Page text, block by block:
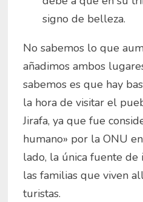
signo de belleza.
No sabemos lo que
añadimos ambos
sabemos es que hay
la hora de visitar el
Jirafa, ya que fue
humano» por la ONU
lado, la única fuente
las familias que viven
turistas.